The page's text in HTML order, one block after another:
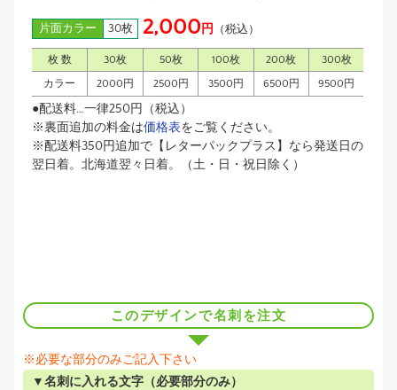
片面カラー 30枚 2,000円 （税込）
枚 数 30枚 50枚 100枚 200枚 300枚
カラー 2000円 2500円 3500円 6500円 9500円
●配送料…一律250円（税込）
※裏面追加の料金は価格表をご覧ください。
※配送料350円追加で【レターパックプラス】なら発送日の
翌日着。北海道翌々日着。（土・日・祝日除く）
このデザインで名刺を注文
※必要な部分のみご記入下さい
▼名刺に入れる文字（必要部分のみ）